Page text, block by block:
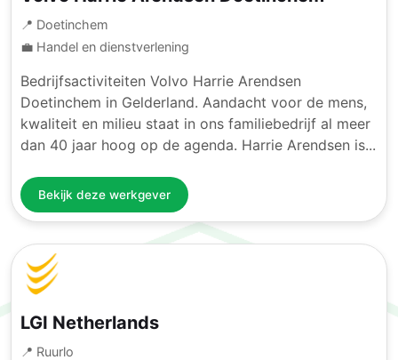
📍 Doetinchem
💼 Handel en dienstverlening
Bedrijfsactiviteiten Volvo Harrie Arendsen
Doetinchem in Gelderland. Aandacht voor de mens,
kwaliteit en milieu staat in ons familiebedrijf al meer
dan 40 jaar hoog op de agenda. Harrie Arendsen is...
Bekijk deze werkgever
LGI Netherlands
📍 Ruurlo